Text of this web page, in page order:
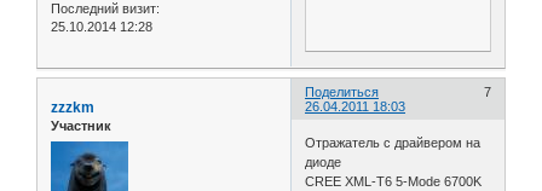
Последний визит:
25.10.2014 12:28
Поделиться
7
26.04.2011 18:03
zzzkm
Участник
Отражатель с драйвером на
диоде
CREE XML-T6 5-Mode 6700K